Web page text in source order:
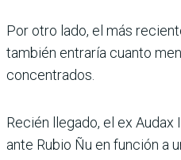
Por otro lado, el más
también entra­ría cuanto
concentrados.
Recién llegado, el ex
ante Rubio Ñu en función a